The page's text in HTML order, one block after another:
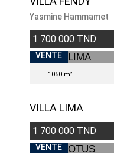
Yasmine Hammamet
1 700 000 TND
VENTE
1050 m²
VILLA LIMA
1 700 000 TND
VENTE